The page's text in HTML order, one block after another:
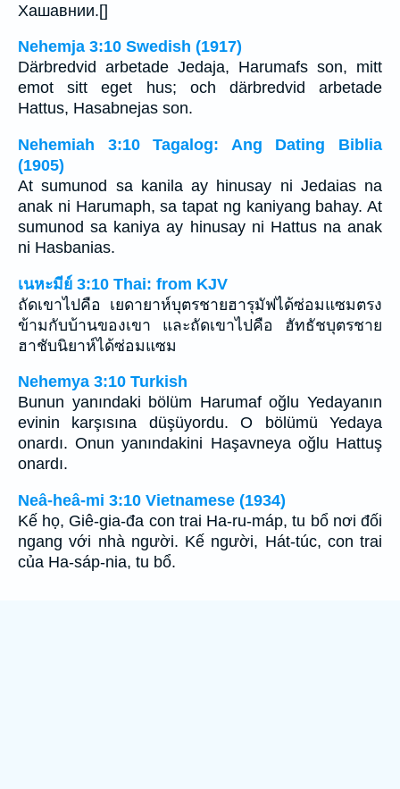
Хашавнии.[]
Nehemja 3:10 Swedish (1917)
Därbredvid arbetade Jedaja, Harumafs son, mitt
emot sitt eget hus; och därbredvid arbetade
Hattus, Hasabnejas son.
Nehemiah 3:10 Tagalog: Ang Dating Biblia
(1905)
At sumunod sa kanila ay hinusay ni Jedaias na
anak ni Harumaph, sa tapat ng kaniyang bahay. At
sumunod sa kaniya ay hinusay ni Hattus na anak
ni Hasbanias.
เนหะมีย์ 3:10 Thai: from KJV
ถัดเขาไปคือ เยดายาห์บุตรชายฮารุมัฟได้ซ่อมแซมตรง
ข้ามกับบ้านของเขา และถัดเขาไปคือ ฮัทธัชบุตรชาย
ฮาชับนิยาห์ได้ซ่อมแซม
Nehemya 3:10 Turkish
Bunun yanındaki bölüm Harumaf oğlu Yedayanın
evinin karşısına düşüyordu. O bölümü Yedaya
onardı. Onun yanındakini Haşavneya oğlu Hattuş
onardı.
Neâ-heâ-mi 3:10 Vietnamese (1934)
Kế họ, Giê-gia-đa con trai Ha-ru-máp, tu bổ nơi đối
ngang với nhà người. Kế người, Hát-túc, con trai
của Ha-sáp-nia, tu bổ.